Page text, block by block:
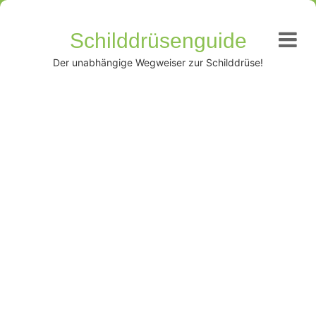
Schilddrüsenguide
Der unabhängige Wegweiser zur Schilddrüse!